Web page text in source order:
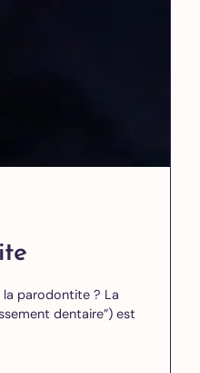
la parodontite ? La
dentaire”) est